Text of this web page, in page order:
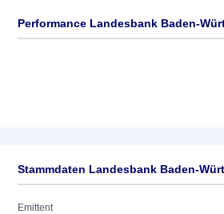
Performance Landesbank Baden-
Stammdaten Landesbank Baden-
Emittent